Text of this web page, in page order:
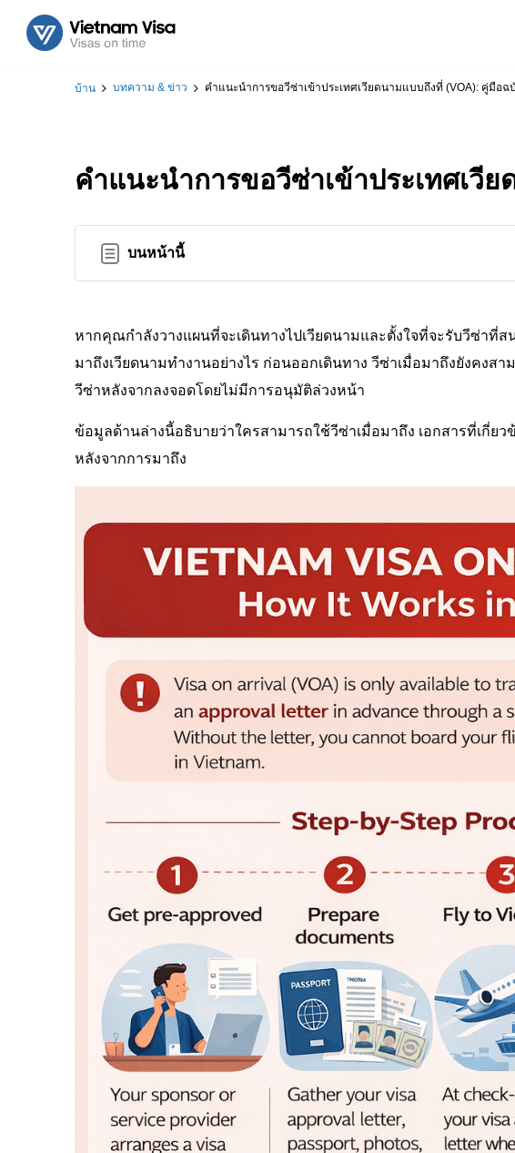
บ้าน บทความ & ข่าว คำแนะนำการขอวีซ่าเข้าประเทศเวียดนามแบบถึงที่ (VOA): คู่มือ
คำแนะนำการขอวีซ่าเข้าประเทศเ
บนหน้านี้
หากคุณกำลังวางแผนที่จะเดินทางไปเวียดนามและตั้งใจที่จะรับวีซ่าที่
มาถึงเวียดนามทำงานอย่างไร ก่อนออกเดินทาง วีซ่าเมื่อมาถึงยังคงส
วีซ่าหลังจากลงจอดโดยไม่มีการอนุมัติล่วงหน้า
ข้อมูลด้านล่างนี้อธิบายว่าใครสามารถใช้วีซ่าเมื่อมาถึง เอกสารที่เกี่ย
หลังจากการมาถึง